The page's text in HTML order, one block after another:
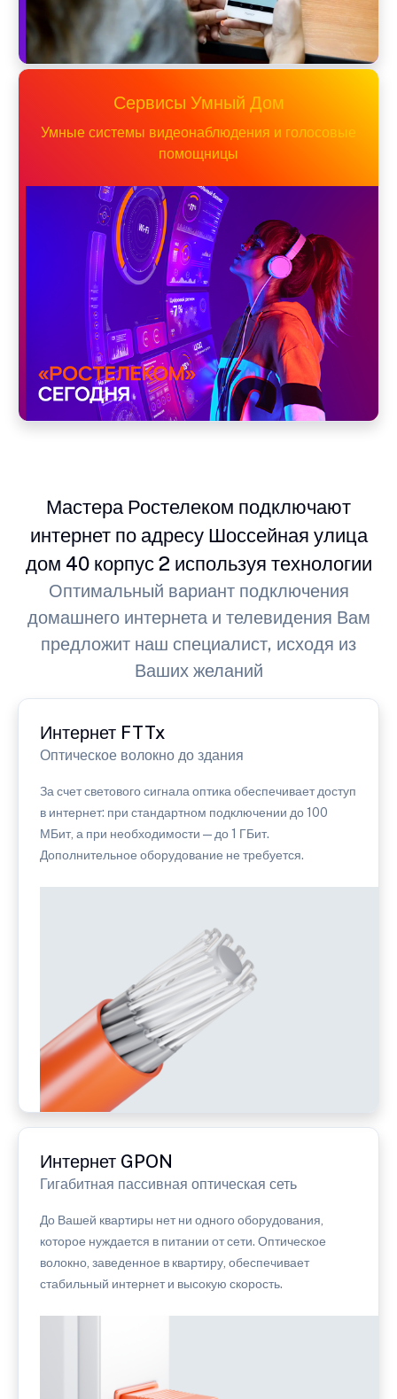
Сервисы Умный Дом
Умные системы видеонаблюдения и голосовые
помощницы
Мастера Ростелеком подключают
интернет по адресу Шоссейная улица
дом 40 корпус 2 используя технологии
Оптимальный вариант подключения
домашнего интернета и телевидения Вам
предложит наш специалист, исходя из
Ваших желаний
Интернет FTTx
Оптическое волокно до здания
За счет светового сигнала оптика обеспечивает доступ
в интернет: при стандартном подключении до 100
МБит, а при необходимости — до 1 ГБит.
Дополнительное оборудование не требуется.
Интернет GPON
Гигабитная пассивная оптическая сеть
До Вашей квартиры нет ни одного оборудования,
которое нуждается в питании от сети. Оптическое
волокно, заведенное в квартиру, обеспечивает
стабильный интернет и высокую скорость.